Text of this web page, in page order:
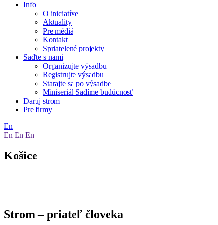
Info
O iniciatíve
Aktuality
Pre médiá
Kontakt
Spriatelené projekty
Saďte s nami
Organizujte výsadbu
Registrujte výsadbu
Starajte sa po výsadbe
Miniseriál Sadíme budúcnosť
Daruj strom
Pre firmy
En
En En En
Košice
Strom – priateľ človeka